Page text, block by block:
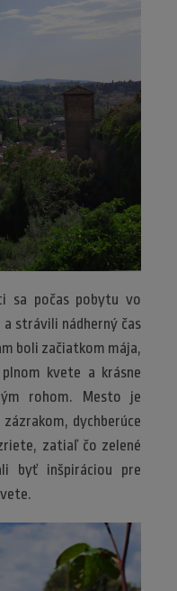
sa počas pobytu vo
strávili nádherný čas
boli začiatkom mája,
kvete a krásne
rohom. Mesto je
dychberúce
zatiaľ čo zelené
byť inšpiráciou pre